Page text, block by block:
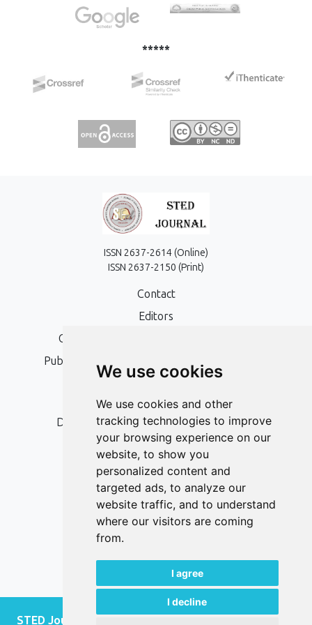
We use cookies
We use cookies and other
tracking technologies to improve
your browsing experience on our
website, to show you
personalized content and
targeted ads, to analyze our
website traffic, and to understand
where our visitors are coming
from.
I agree
I decline
*****
ISSN 2637-2614 (Online)
ISSN 2637-2150 (Print)
Contact
Editors
Open Access, Copyright Policy and APC
Publication Ethics and Publication Malpractice
Statement
Peer Review Policy
Digital Archiving and Preservation Policy
Editorial Policy
Authors
Keywords
Follow us on social media
STED Journal - JOURNAL OF SOCIAL AND